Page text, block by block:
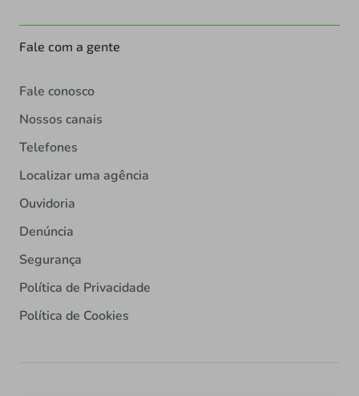
Fale com a gente
Fale conosco
Nossos canais
Telefones
Localizar uma agência
Ouvidoria
Denúncia
Segurança
Política de Privacidade
Política de Cookies